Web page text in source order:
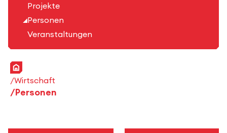
Projekte
Personen
Veranstaltungen
Startseite
Wirtschaft
Personen